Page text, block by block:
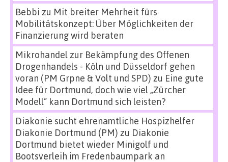
Bebbi zu Mit breiter Mehrheit fürs
Mobilitätskonzept: Über Möglichkeiten der
Finanzierung wird beraten
Mikrohandel zur Bekämpfung des Offenen
Drogenhandels - Köln und Düsseldorf gehen
voran (PM Grpne & Volt und SPD) zu Eine gute
Idee für Dortmund, doch wie viel „Zürcher
Modell“ kann Dortmund sich leisten?
Diakonie sucht ehrenamtliche Hospizhelfer
Diakonie Dortmund (PM) zu Diakonie
Dortmund bietet wieder Minigolf und
Bootsverleih im Fredenbaumpark an